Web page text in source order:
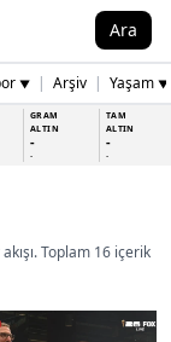
Ara
▼ | Arşiv | Yaşam ▼
GRAM
ALTIN
-
-
TAM
ALTIN
-
-
Toplam 16 içerik